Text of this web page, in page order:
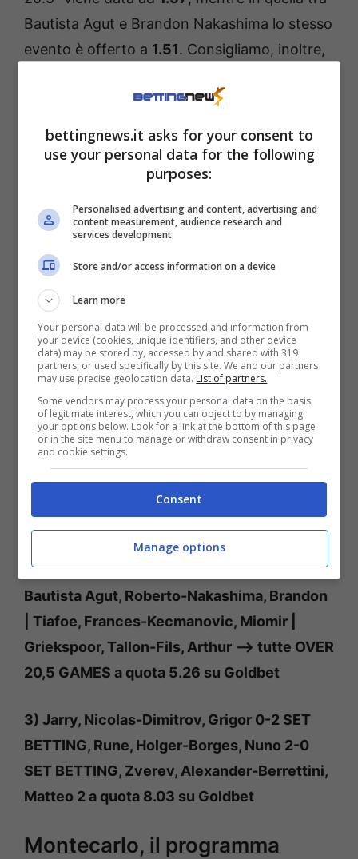
Bautista Agut e Brandon Nakashima lo stesso
evento è offerto a 1.51. Consigliamo, inoltre,
due set di Rune (ad1.93) e Dimitrov (ad
e di tenere in grande considerazione il
possibile colpaccio di Berrettini con Zverev
(in crisi di gioco e risultati nell’ultimo periodo).
Sconsigliato invece puntare sul bassissimo
1.14 dello Tsitsipas campione in carica contro
Jordan Thompson, mentre riteniamo
abbastanza imprevedibile il confronto tra
Alexei Popyrin ed Ugo Humbert.
–>Per i pronostici Antepost sul torneo di
Montecarlo clicca su questo link<–
PRONOSTICI: PROPOSTE MASTERS 1000
MONTECARLO
1) Sonego, Rune, Dimitrov e Draper vincenti
2) Machac, Tomas-Baez, Sebastian |
Bautista Agut, Roberto-Nakashima, Brandon
| Tiafoe, Frances-Kecmanovic, Miomir |
Griekspoor, Tallon-Fils, Arthur —> tutte OVER
20,5 GAMES a quota 5.26 su Goldbet
3) Jarry, Nicolas-Dimitrov, Grigor 0-2 SET
BETTING, Rune, Holger-Borges, Nuno 2-0
SET BETTING, Zverev, Alexander-Berrettini,
Matteo 2 a quota 8.03 su Goldbet
Montecarlo, il programma
bettingnews.it asks for your consent to
use your personal data for the following
purposes:
Personalised advertising and content, advertising and
content measurement, audience research and
services development
Store and/or access information on a device
Learn more
Your personal data will be processed and information from
your device (cookies, unique identifiers, and other device
data) may be stored by, accessed by and shared with 319
partners, or used specifically by this site. We and our partners
may use precise geolocation data. List of partners.
Some vendors may process your personal data on the basis
of legitimate interest, which you can object to by managing
your options below. Look for a link at the bottom of this page
or in the site menu to manage or withdraw consent in privacy
and cookie settings.
Consent
Manage options